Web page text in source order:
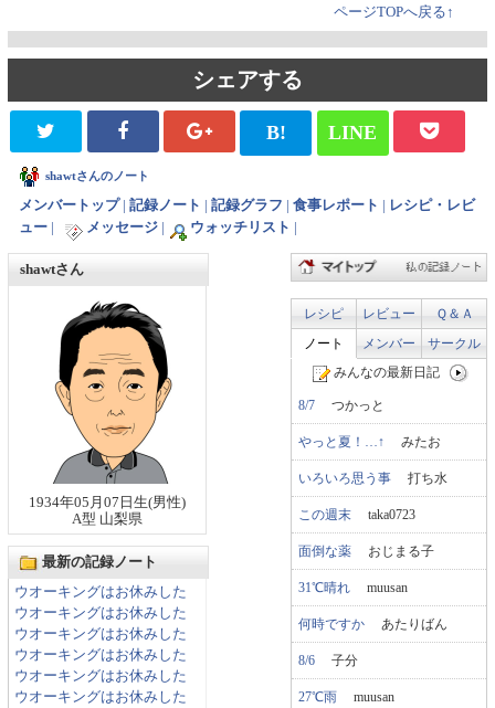
ページTOPへ戻る↑
シェアする
B! LINE
shawtさんのノート
メンバートップ| 記録ノート 記録グラフ 食事レポート
レシピ・レビ
ュー
メッセージ ウォッチリスト
shawtさん
1934年05月07日生(男性)
A型 山梨県
最新の記録ノート
ウオーキングはお休みした
ウオーキングはお休みした
ウオーキングはお休みした
ウオーキングはお休みした
ウオーキングはお休みした
ウオーキングはお休みした
レシピ レビュー
Ｑ＆Ａ
ノート
メンバー
サークル
みんなの最新日記
8/7 つかっと
やっと夏！…↑ みたお
いろいろ思う事 打ち水
この週末 taka0723
面倒な薬 おじまる子
31℃晴れ muusan
何時ですか あたりばん
8/6 子分
27℃雨 muusan